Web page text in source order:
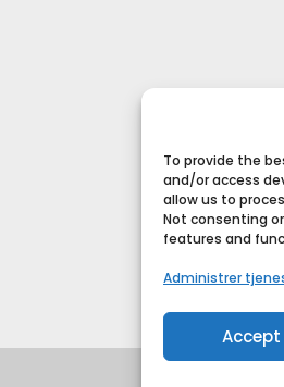
To provide the
and/or access
allow us to
Not consenting
features and
Administrer
Accept